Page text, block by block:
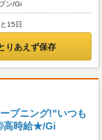
ン/Gi
15日
りあえず保存
プニング!"いつも
高時給★/Gi